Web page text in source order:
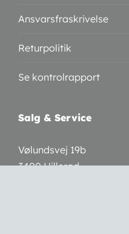
Ansvarsfraskrivelse
Returpolitik
Se kontrolrapport
Salg & Service
Vølundsvej 19b
3400 Hillerød